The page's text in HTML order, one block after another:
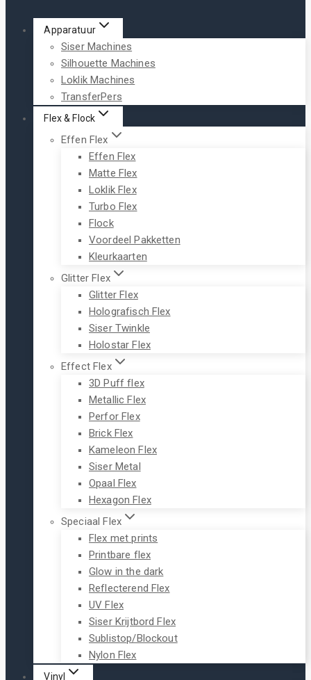
Apparatuur
Siser Machines
Silhouette Machines
Loklik Machines
TransferPers
Flex & Flock
Effen Flex
Effen Flex
Matte Flex
Loklik Flex
Turbo Flex
Flock
Voordeel Pakketten
Kleurkaarten
Glitter Flex
Glitter Flex
Holografisch Flex
Siser Twinkle
Holostar Flex
Effect Flex
3D Puff flex
Metallic Flex
Perfor Flex
Brick Flex
Kameleon Flex
Siser Metal
Opaal Flex
Hexagon Flex
Speciaal Flex
Flex met prints
Printbare flex
Glow in the dark
Reflecterend Flex
UV Flex
Siser Krijtbord Flex
Sublistop/Blockout
Nylon Flex
Vinyl